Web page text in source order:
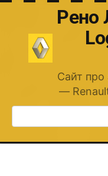
Перейти
Рено
Сайт про
—
Поиск: